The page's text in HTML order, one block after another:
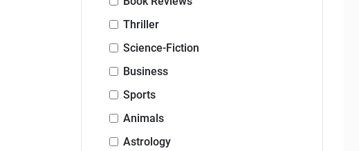
Thriller
Science-Fiction
Business
Sports
Animals
Astrology